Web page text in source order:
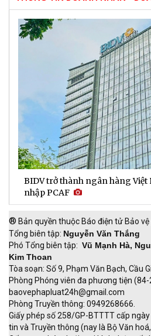
BIDV trở thành ngân hàng Việt
nhập PCAF
® Bản quyền thuộc Báo điện tử Bảo
Tổng biên tập: Nguyễn Văn Thắng
Phó Tổng biên tập: Vũ Mạnh Hà,
Kim Thoan
Tòa soạn: Số 9, Phạm Văn Bạch, Cầu
Phòng Phóng viên đa phương tiện
baovephapluat24h@gmail.com
Phòng Truyền thông: 0949268666.
Giấy phép số 258/GP-BTTTT cấp
tin và Truyền thông (nay là Bộ Văn